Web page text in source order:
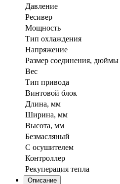
Давление
Ресивер
Мощность
Тип охлаждения
Напряжение
Размер соединения, дюймы
Вес
Тип привода
Винтовой блок
Длина, мм
Ширина, мм
Высота, мм
Безмасляный
С осушителем
Контроллер
Рекуперация тепла
Описание